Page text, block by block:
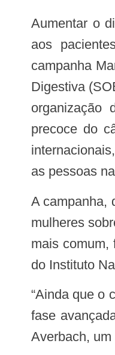
Aumentar o diagnóstico precoce de câncer de intestino, garantir mais qualidade de vida
aos
campanha
Digestiva
organização
precoce do
as pessoas
A campanha, que traz como tema “Chegou a hora de Salvar a Sua Vida”, alerta homens e
mulheres
mais comum,
do Instituto
“Ainda que o câncer de intestino seja uma das doenças mais frequentes e fatais no país, 65% dos casos são diagnosticados em
fase
Averbach,